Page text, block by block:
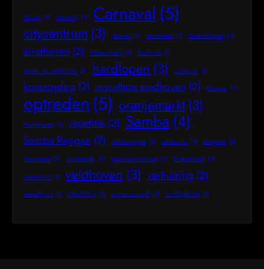
25jaar (1) bergeijk (1) Carnaval (5)
citycentrum (3) dansen (1) dommelen (1) Dwèrsklippels (1)
eindhoven (2) Federatiebal (1) flashmob (1)
halve van veldhoven (1) hardlopen (3) jubileum (1)
koningsdag (2) marathon eindhoven (2) Nuenen (1)
optreden(5) oranjemarkt (3)
Parktheater (1) repetitie (2) Samba (4)
Samba Reggae (2) sambareggae (1) samba rio (1) slaatjebal (1)
Slaatjesbal (1) snarespeler (1) speculaasverkoop (1) Striepersgat (1)
UrbanTrail (1) veldhoven (3) verhuizing (2)
wewantyou (1) Workshop (1) zomercarnaval (1) zondagskind (1)